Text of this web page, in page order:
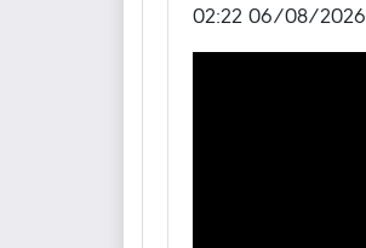
02:22 06/08/2026